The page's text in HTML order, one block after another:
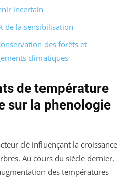
incertain
de la sensibilisation
des forêts et
climatiques
de température
sur la phenologie
clé influençant la croissance
Au cours du siècle dernier,
des températures